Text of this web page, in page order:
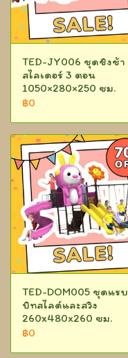
TED-JY006 ชุดชิงช้า
สไลเดอร์ 3 ตอน
1050×280×250 ซม.
฿0
TED-DOM005 ชุดแรบ
บิทสไลด์และสวิง
260x480x260 ซม.
฿0